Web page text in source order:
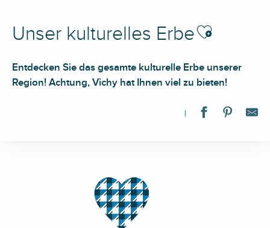
Unser kulturelles Erbe Ajouter aux
Entdecken Sie das gesamte kulturelle Erbe unserer
Region! Achtung, Vichy hat Ihnen viel zu bieten!
Le château de Montmorillon
Monument aux morts
Chapelle de l'Hôtel Dieu
Eglise Saint Cosme et Saint Damien